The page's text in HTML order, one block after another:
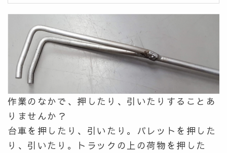
作業のなかで、押したり、引いたりすることあ
りませんか？
台車を押したり、引いたり。パレットを押した
り、引いたり。トラックの上の荷物を押した